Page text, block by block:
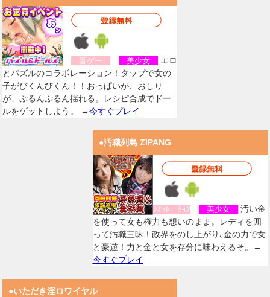
音ゲー 美少女
エロ
とパズルのコラボレーション！タップで女の
子がびくんびくん！！おっぱいが、おしり
が、ぷるんぷるん揺れる。レシピ合成でドー
ルをゲットしよう。 →今すぐプレイ
●汚職列島 ZIPANG
ｼﾐｭﾚーｼｮﾝ 美少女
汚い金
を使って女も権力も想いのまま。レディを囲
って汚職三昧！政界をのし上がり､金の力で女
と豪遊！力と金と女を存分に味わえるそ。→
今すぐプレイ
●いただき淫ロワイヤル